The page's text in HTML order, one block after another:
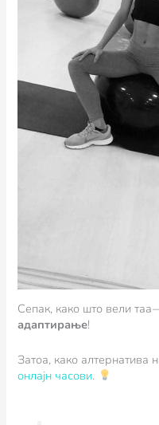
Сепак, како што вели таа
адаптирање!
Затоа, како алтернатива
онлајн часови.